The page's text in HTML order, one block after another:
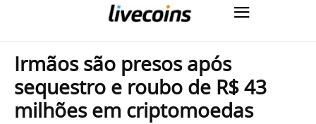
Irmãos são presos após
sequestro e roubo de R$ 43
milhões em criptomoedas